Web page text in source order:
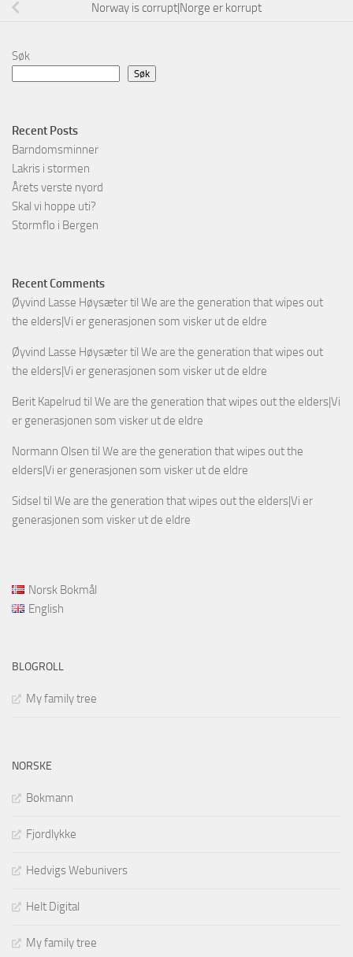
Norway is corrupt|Norge er korrupt
Søk
Søk
Recent Posts
Barndomsminner
Lakris i stormen
Årets verste nyord
Skal vi hoppe uti?
Stormflo i Bergen
Recent Comments
Øyvind Lasse Høysætertil We are the generation that wipes out
the elders|Vi er generasjonen som visker ut de eldre
Øyvind Lasse Høysætertil We are the generation that wipes out
the elders|Vi er generasjonen som visker ut de eldre
Berit Kapelrud til We are the generation that wipes out the elders|Vi
er generasjonen som visker ut de eldre
Normann Olsen til We are the generation that wipes out the
elders|Vi er generasjonen som visker ut de eldre
Sidsel til We are the generation that wipes out the elders|Vi er
generasjonen som visker ut de eldre
Norsk Bokmål
English
BLOGROLL
My family tree
NORSKE
Bokmann
Fjordlykke
Hedvigs Webunivers
Helt Digital
My family tree